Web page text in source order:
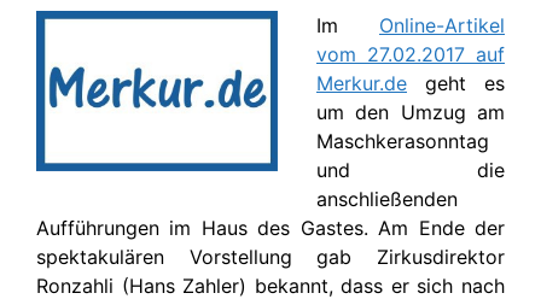
Im Online-Artikel
vom 27.02.2017 auf
Merkur.de geht es
um den Umzug am
Maschkerasonntag
und die
anschließenden
Aufführungen im Haus des Gastes. Am Ende der
spektakulären Vorstellung gab Zirkusdirektor
Ronzahli (Hans Zahler) bekannt, dass er sich nach